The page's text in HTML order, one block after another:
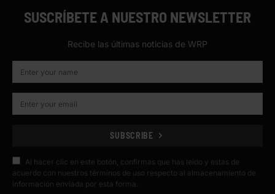
SUSCRÍBETE A NUESTRO NEWSLETTER
Recibe las últimas noticias de WRP
SUBSCRIBE
Al hacer clic en este botón, confirmas que has leído y estas de
acuerdo con nuestros términos de uso respecto al almacenamiento de
información enviada por esta forma.